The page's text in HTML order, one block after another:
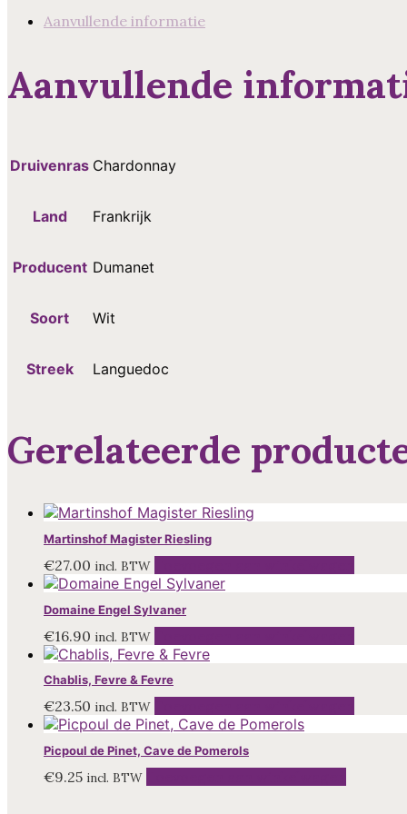
Aanvullende informatie
Aanvullende
Druivenras Chardonnay
Land Frankrijk
Producent Dumanet
Soort Wit
Streek Languedoc
Gerelateerde
Martinshof Magister Riesling
€27.00 incl. BTW
Domaine Engel Sylvaner
€16.90 incl. BTW
Chablis, Fevre & Fevre
€23.50 incl. BTW
Picpoul de Pinet, Cave de Pomerols
€9.25 incl. BTW